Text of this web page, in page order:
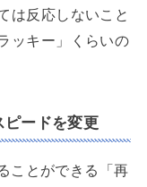
は反応しないこと
ッキー」くらいの
ピードを変更
ことができる「再